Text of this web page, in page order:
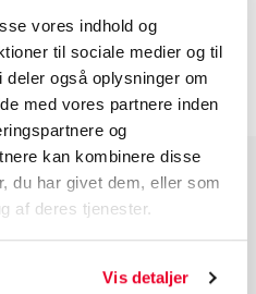
vores indhold og
til sociale medier og til
også oplysninger om
med vores partnere inden
og
kan kombinere disse
du har givet dem, eller som
af deres tjenester.
Vis detaljer
DU BESTILLLER